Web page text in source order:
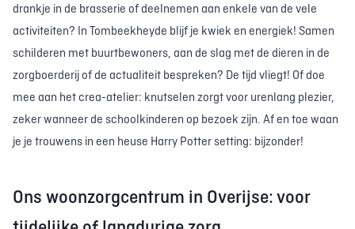
drankje in de brasserie of deelnemen aan enkele van de vele
activiteiten? In Tombeekheyde blijf je kwiek en energiek! Samen
schilderen met buurtbewoners, aan de slag met de dieren in de
zorgboerderij of de actualiteit bespreken? De tijd vliegt! Of doe
mee aan het crea-atelier: knutselen zorgt voor urenlang plezier,
zeker wanneer de schoolkinderen op bezoek zijn. Af en toe waan
je je trouwens in een heuse Harry Potter setting: bijzonder!
Ons woonzorgcentrum in Overijse: voor